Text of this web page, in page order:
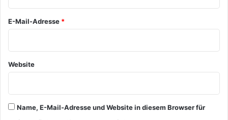
*
E-Mail-Adresse *
Website
Name, E-Mail-Adresse und Website in diesem Browser für